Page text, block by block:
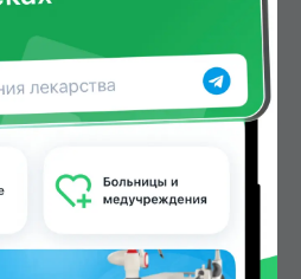
можно купить или
№1, Ватан №2, КВД
№2, Мадад Фарм 189,
Таджикистана